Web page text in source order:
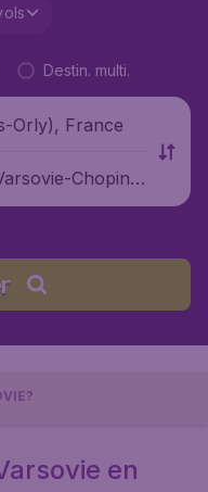
Destin. multi.
Orly), France
Chopin),
en